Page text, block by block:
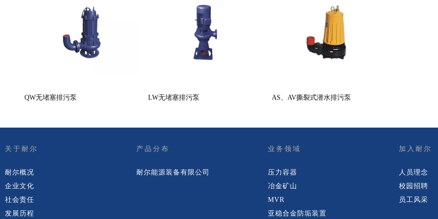
QW无堵塞排污泵 LW无堵塞排污泵 AS、AV撕裂式潜水排污泵
关于耐尔
耐尔概况
企业文化
社会责任
发展历程
产品分布
耐尔能源装备有限公司
业务领域
压力容器
冶金矿山
MVR
亚稳合金防垢装置
加入耐尔
人员理念
校园招聘
员工风采